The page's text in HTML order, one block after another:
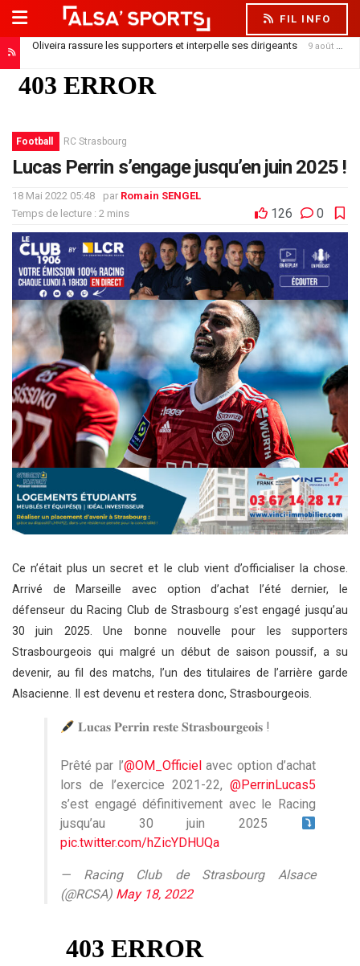
FIL INFO
Oliveira rassure les supporters et interpelle ses dirigeants
9 août 2026
Cinq matchs, cinq défaites : le Racing joue contre la montre 9 août 2026
Football RC Strasbourg
Lucas Perrin s’engage jusqu’en juin 2025 !
18 Mai 2022 05:48 par Romain SENGEL
Temps de lecture : 2 mins
126 0
Ce n’était plus un secret et le club vient d’officialiser la chose.
Arrivé de Marseille avec option d’achat l’été dernier, le
défenseur du Racing Club de Strasbourg s’est engagé jusqu’au
30 juin 2025. Une bonne nouvelle pour les supporters
Strasbourgeois qui malgré un début de saison poussif, a su
devenir, au fil des matchs, l’un des titulaires de l’arrière garde
Alsacienne. Il est devenu et restera donc, Strasbourgeois.
𝐋𝐮𝐜𝐚𝐬 𝐏𝐞𝐫𝐫𝐢𝐧 𝐫𝐞𝐬𝐭𝐞 𝐒𝐭𝐫𝐚𝐬𝐛𝐨𝐮𝐫𝐠𝐞𝐨𝐢𝐬 !
Prêté par l’@OM_Officiel avec option d’achat
lors de l’exercice 2021-22, @PerrinLucas5
s’est engagé définitivement avec le Racing
jusqu’au 30 juin 2025
pic.twitter.com/hZicYDHUQa
— Racing Club de Strasbourg Alsace
(@RCSA) May 18, 2022